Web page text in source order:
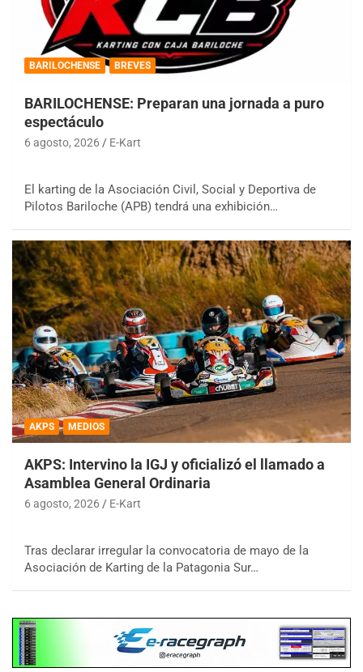
BARILOCHENSE BREVES
BARILOCHENSE: Preparan una jornada a puro
espectáculo
6 agosto, 2026 E-Kart
El karting de la Asociación Civil, Social y Deportiva de
Pilotos Bariloche (APB) tendrá una exhibición…
AKPS MEDIOS
AKPS: Intervino la IGJ y oficializó el llamado a
Asamblea General Ordinaria
6 agosto, 2026 E-Kart
Tras declarar irregular la convocatoria de mayo de la
Asociación de Karting de la Patagonia Sur…